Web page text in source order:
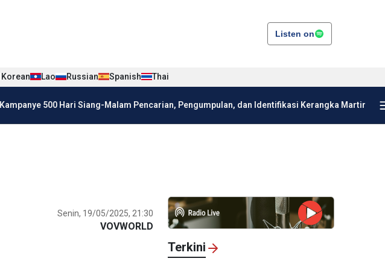
Listen on
Korean Lao Russian Spanish Thai
Kampanye 500 Hari Siang-Malam Pencarian, Pengumpulan, dan Identifikasi Kerangka Martir
Senin, 19/05/2025, 21:30
VOVWORLD
Terkini